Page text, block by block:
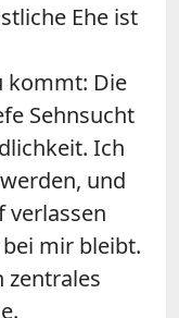
Ehe ist
kommt: Die
Sehnsucht
Ich
und
verlassen
mir bleibt.
zentrales